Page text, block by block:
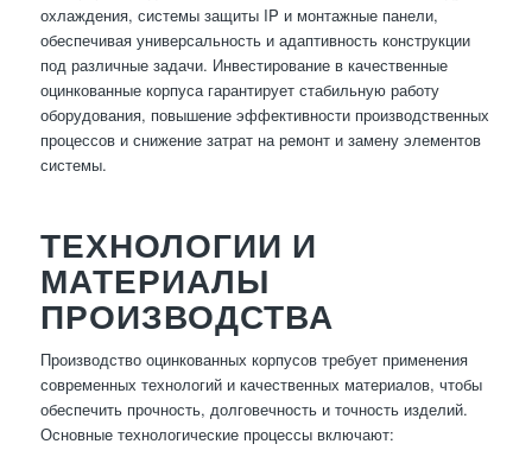
охлаждения, системы защиты IP и монтажные панели,
обеспечивая универсальность и адаптивность конструкции
под различные задачи. Инвестирование в качественные
оцинкованные корпуса гарантирует стабильную работу
оборудования, повышение эффективности производственных
процессов и снижение затрат на ремонт и замену элементов
системы.
ТЕХНОЛОГИИ И
МАТЕРИАЛЫ
ПРОИЗВОДСТВА
Производство оцинкованных корпусов требует применения
современных технологий и качественных материалов, чтобы
обеспечить прочность, долговечность и точность изделий.
Основные технологические процессы включают: